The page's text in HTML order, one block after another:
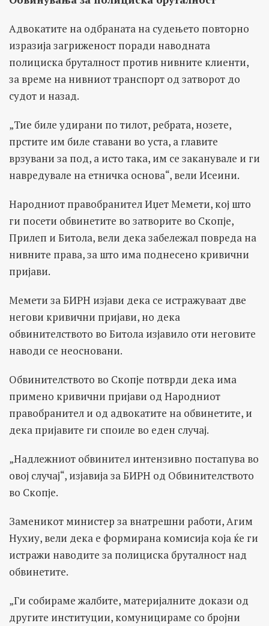
Адвокатите на одбраната на судењето повторно
изразија загриженост поради наводната
полициска бруталност против нивните клиенти,
за време на нивниот транспорт од затворот до
судот и назад.
„Тие биле удирани по тилот, ребрата, нозете,
прстите им биле ставани во уста, а главите
врзувани за под, а исто така, им се заканувале и ги
навредувале на етничка основа“, вели Исеини.
Народниот правобранител Иџет Мемети, кој што
ги посети обвинетите во затворите во Скопје,
Прилеп и Битола, вели дека забележал повреда на
нивните права, за што има поднесено кривични
пријави.
Мемети за БИРН изјави дека се истражуваат две
негови кривични пријави, но дека
обвинителството во Битола изјавило оти неговите
наводи се неосновани.
Обвинителството во Скопје потврди дека има
примено кривични пријави од Народниот
правобранител и од адвокатите на обвинетите, и
дека пријавите ги споиле во еден случај.
„Надлежниот обвинител интензивно постапува во
овој случај“, изјавија за БИРН од Обвинителството
во Скопје.
Заменикот министер за внатрешни работи, Агим
Нухиу, вели дека е формирана комисија која ќе ги
истражи наводите за полициска бруталност над
обвинетите.
„Ги собираме жалбите, материјалните докази од
другите институции, комуницираме со бројни